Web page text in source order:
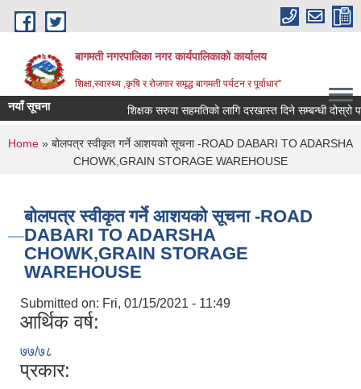
Skip to main content
बागमती नगरपालिका नगर कार्यपालिकाको कार्यालय
शिक्षा,स्वास्थ्य ,कृषि र रोजगार समृद्ध बागमती पर्यटन र पूर्वाधार”
नयाँ सूचना शिक्षक सरुवा सहमतिको लागि दरखास्त दिने सम्बन्धी
You are here
Home » बोलपत्र स्वीकृत गर्ने आशयको सूचना -ROAD DABARI TO ADARSHA
CHOWK,GRAIN STORAGE WAREHOUSE
बोलपत्र स्वीकृत गर्ने आशयको सूचना -ROAD
DABARI TO ADARSHA
CHOWK,GRAIN STORAGE
WAREHOUSE
Submitted on: Fri, 01/15/2021 - 11:49
आर्थिक वर्ष:
७७/७८
प्रकार: